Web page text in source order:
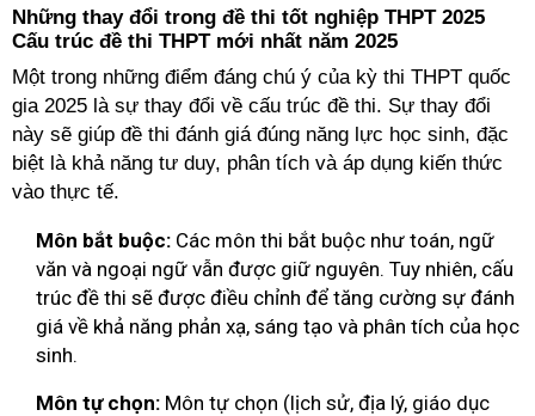
Những thay đổi trong đề thi tốt nghiệp THPT 2025
Cấu trúc đề thi THPT mới nhất năm 2025
Một trong những điểm đáng chú ý của kỳ thi THPT quốc
gia 2025 là sự thay đổi về cấu trúc đề thi. Sự thay đổi
này sẽ giúp đề thi đánh giá đúng năng lực học sinh, đặc
biệt là khả năng tư duy, phân tích và áp dụng kiến thức
vào thực tế.
Môn bắt buộc: Các môn thi bắt buộc như toán, ngữ
văn và ngoại ngữ vẫn được giữ nguyên. Tuy nhiên, cấu
trúc đề thi sẽ được điều chỉnh để tăng cường sự đánh
giá về khả năng phản xạ, sáng tạo và phân tích của học
sinh.
Môn tự chọn: Môn tự chọn (lịch sử, địa lý, giáo dục